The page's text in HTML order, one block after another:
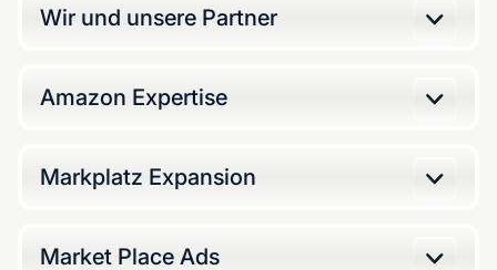
Wir und unsere Partner
Amazon Expertise
Markplatz Expansion
Market Place Ads